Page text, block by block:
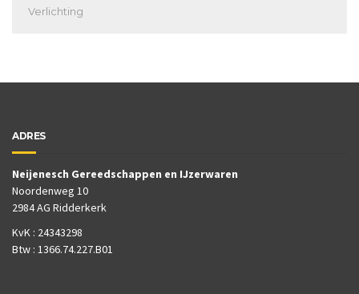
Verlichting
ADRES
Neijenesch Gereedschappen en IJzerwaren
Noordenweg 10
2984 AG Ridderkerk
KvK : 24343298
Btw : 1366.74.227.B01